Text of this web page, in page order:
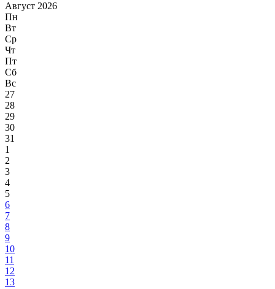
Август 2026
Пн
Вт
Ср
Чт
Пт
Сб
Вс
27
28
29
30
31
1
2
3
4
5
6
7
8
9
10
11
12
13